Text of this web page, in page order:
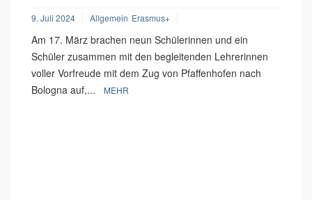
9. Juli 2024 Allgemein Erasmus+
Am 17. März brachen neun Schülerinnen und ein
Schüler zusammen mit den begleitenden Lehrerinnen
voller Vorfreude mit dem Zug von Pfaffenhofen nach
Bologna auf,...
MEHR